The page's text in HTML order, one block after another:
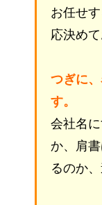
お任せ
応決め
つぎに
す。
会社名
か、肩
るのか